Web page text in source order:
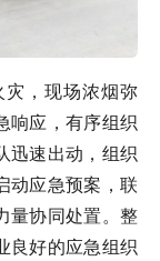
，现场浓烟弥
响应，有序组织
迅速出动，组织
动应急预案，联
量协同处置。整
良好的应急组织